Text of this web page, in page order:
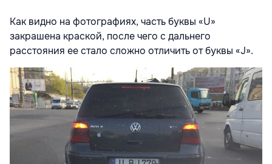
Как видно на фотографиях, часть буквы «U»
закрашена краской, после чего с дальнего
расстояния ее стало сложно отличить от буквы «J».